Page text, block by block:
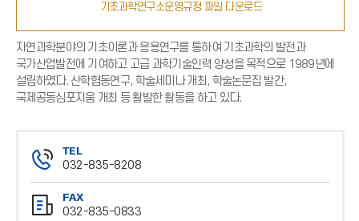
기초과학연구소운영규정 파일 다운로드
자연과학분야의 기초이론과 응용연구를 통하여 기초과학의 발전과
국가산업발전에 기여하고 고급 과학기술인력 양성을 목적으로 1989년에
설립하였다. 산학협동연구, 학술세미나 개최, 학술논문집 발간,
국제공동심포지움 개최 등 활발한 활동을 하고 있다.
TEL
032-835-8208
전
화
번
FAX
032-835-0833